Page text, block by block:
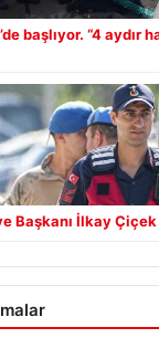
başlıyor. “4 aydır
Başkanı İlkay